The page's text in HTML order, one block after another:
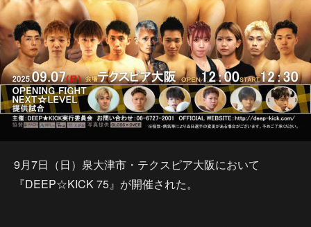
9月7日（日）泉大津市・テクスピア大阪において
『DEEP☆KICK 75』が開催された。